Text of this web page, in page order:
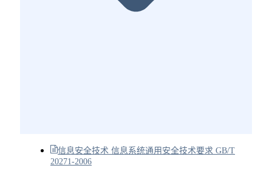
信息安全技术 信息系统通用安全技术要求 GB/T
20271-2006